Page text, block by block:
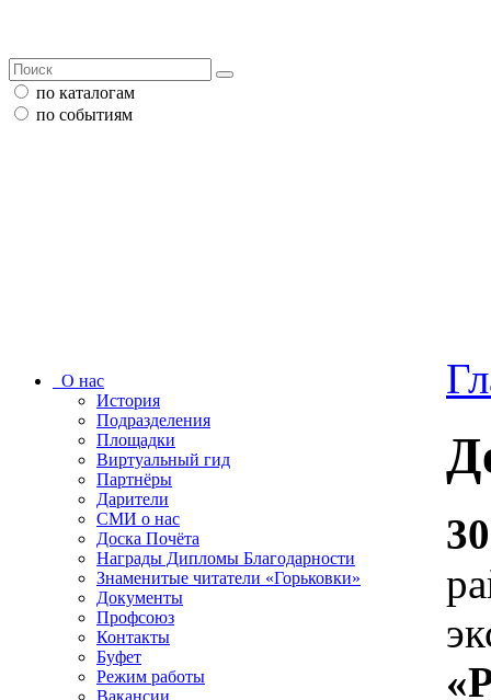
по каталогам
по событиям
О нас
История
Подразделения
Площадки
Виртуальный гид
Партнёры
Дарители
СМИ о нас
Доска Почёта
Награды Дипломы Благодарности
Знаменитые читатели «Горьковки»
Документы
Профсоюз
Контакты
Буфет
Режим работы
Вакансии